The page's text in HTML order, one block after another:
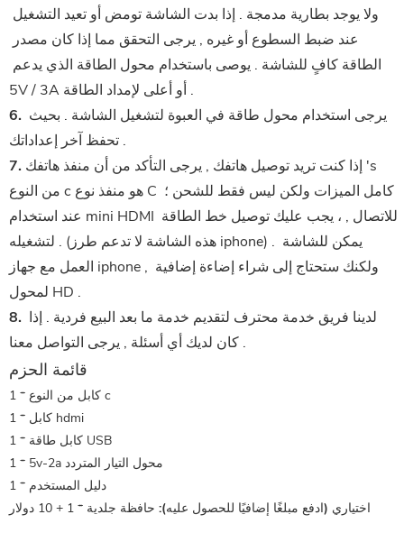
5V / 3A أو أعلى لإمداد الطاقة .
6.
تحفظ آخر إعداداتك .
7.
من النوع c هو منفذ نوع C كامل الميزات ولكن ليس فقط للشحن ؛
عند استخدام mini HDMI للاتصال , ، يجب عليك توصيل خط الطاقة
لتشغيله . (هذه الشاشة لا تدعم طرز iphone) . يمكن للشاشة
العمل مع جهاز iphone , ولكنك ستحتاج إلى شراء إضاءة إضافية
لمحول HD .
8.
كان لديك أي أسئلة , يرجى التواصل معنا .
قائمة الحزم
1 * كابل من النوع c
1 * كابل hdmi
1 * كابل طاقة USB
1 * 5v-2a محول التيار المتردد
1 * دليل المستخدم
اختياري (ادفع مبلغًا إضافيًا للحصول عليه): حافظة جلدية * 1 + 10 دولار